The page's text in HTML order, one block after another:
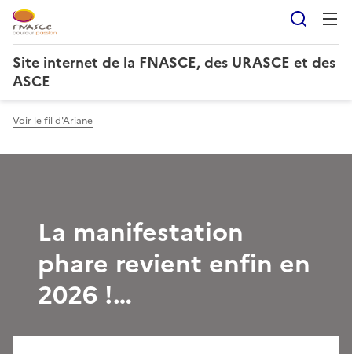
Site internet de la FNASCE, des URASCE et des
ASCE
Voir le fil d'Ariane
La manifestation
phare revient enfin en
2026 !…